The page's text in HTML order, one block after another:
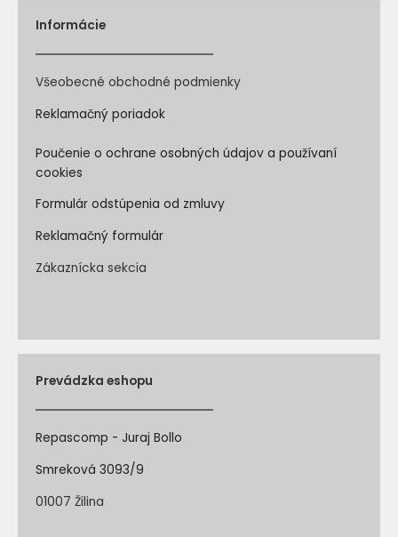
Informácie
Všeobecné obchodné podmienky
Reklamačný poriadok
Poučenie o ochrane osobných údajov a používaní
cookies
Formulár odstúpenia od zmluvy
Reklamačný formulár
Zákaznícka sekcia
Prevádzka eshopu
Repascomp - Juraj Bollo
Smreková 3093/9
01007 Žilina